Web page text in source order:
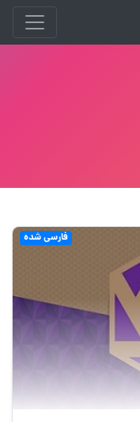
فارسی شده